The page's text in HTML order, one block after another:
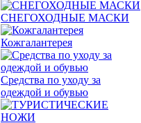
СНЕГОХОДНЫЕ МАСКИ
Кожгалантерея
Средства по уходу за
одеждой и обувью